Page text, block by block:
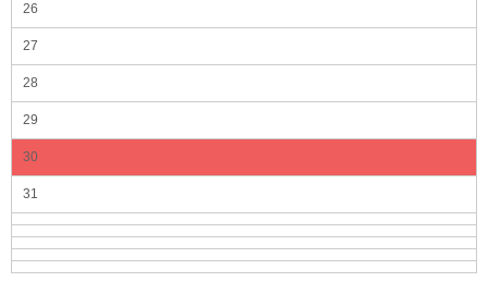
26
27
28
29
30
31